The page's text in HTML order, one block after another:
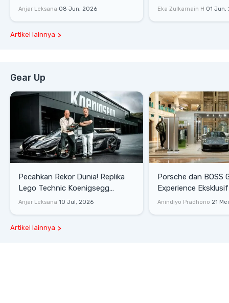
Racing
Anjar Leksana 08 Jun, 2026
Dengan Komunitas
Eka Zulkarnain H 01 Jun,
Artikel lainnya
Gear Up
Pecahkan Rekor Dunia! Replika
Lego Technic Koenigsegg
Sadair's Spear Ukuran Asli Sukses
Anjar Leksana 10 Jul, 2026
Porsche dan BOSS
Experience
Senayan, Hadirkan
Anindiyo Pradhono 21
Artikel lainnya